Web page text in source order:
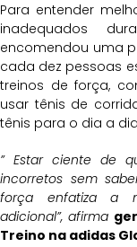
Para entender
inadequados
encomendou uma
cada dez pessoas
treinos de força,
usar tênis de
tênis para o dia a
” Estar ciente de
incorretos sem
força enfatiza a
adicional”, afirma
Treino na adidas